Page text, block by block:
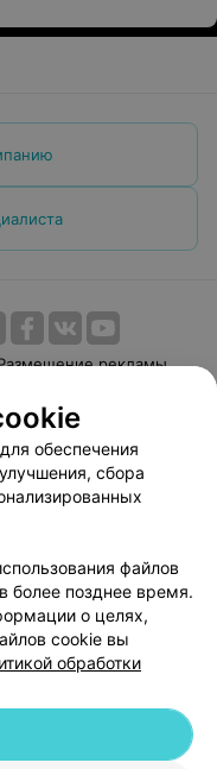
рекламы
Способы оплаты
103.by
cookie
данных
Республика Беларусь,
обеспечения
сбора
файлов
более позднее время.
о целях,
cookie вы
обработки